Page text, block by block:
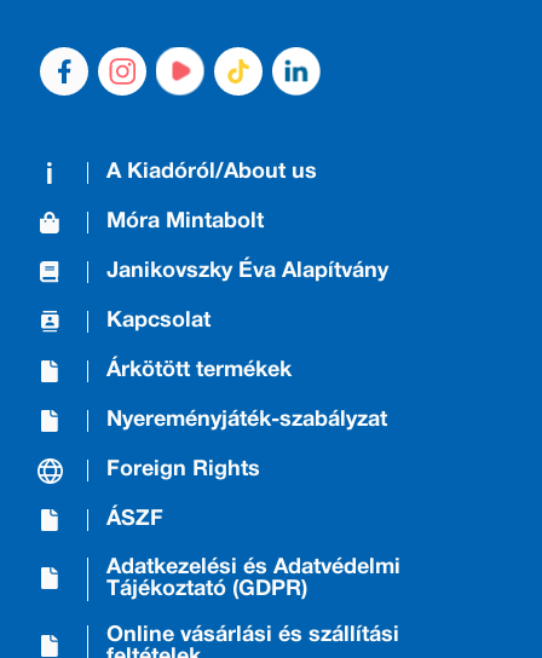
A Kiadóról/About us
Móra Mintabolt
Janikovszky Éva Alapítvány
Kapcsolat
Árkötött termékek
Nyereményjáték-szabályzat
Foreign Rights
ÁSZF
Adatkezelési és Adatvédelmi
Tájékoztató (GDPR)
Online vásárlási és szállítási